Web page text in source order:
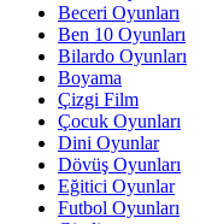
Beceri Oyunları
Ben 10 Oyunları
Bilardo Oyunları
Boyama
Çizgi Film
Çocuk Oyunları
Dini Oyunlar
Dövüş Oyunları
Eğitici Oyunlar
Futbol Oyunları